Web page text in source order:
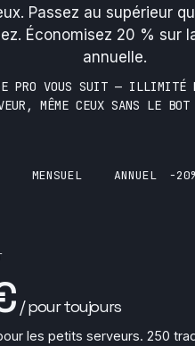
Passez au supérieur
Économisez 20 % sur
annuelle.
PRO VOUS SUIT — ILLIMITÉ
MÊME CEUX SANS LE
MENSUEL ANNUEL
/ pour toujours
les petits serveurs. 250